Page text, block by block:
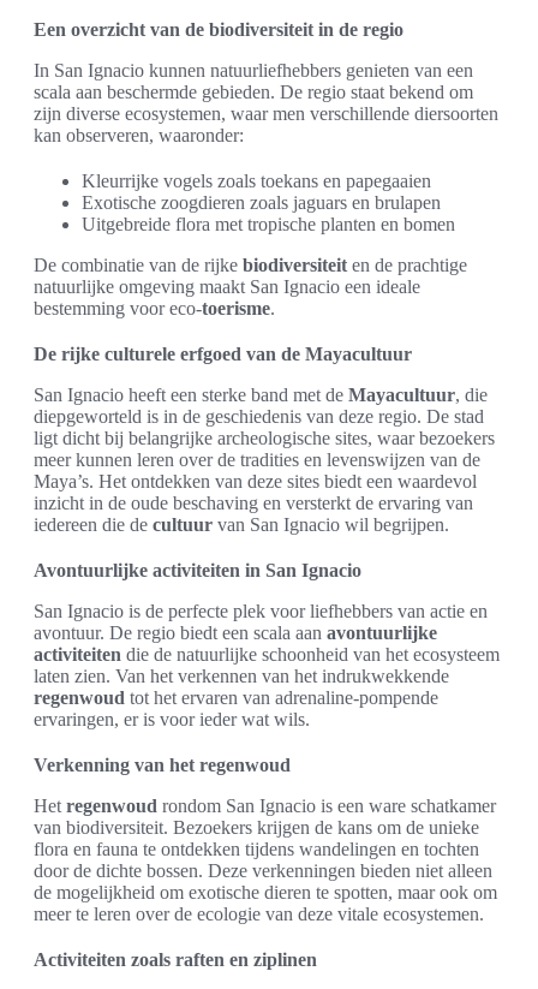
Een overzicht van de biodiversiteit in de regio
In San Ignacio kunnen natuurliefhebbers genieten van een
scala aan beschermde gebieden. De regio staat bekend om
zijn diverse ecosystemen, waar men verschillende diersoorten
kan observeren, waaronder:
Kleurrijke vogels zoals toekans en papegaaien
Exotische zoogdieren zoals jaguars en brulapen
Uitgebreide flora met tropische planten en bomen
De combinatie van de rijke biodiversiteit en de prachtige
natuurlijke omgeving maakt San Ignacio een ideale
bestemming voor eco-toerisme.
De rijke culturele erfgoed van de Mayacultuur
San Ignacio heeft een sterke band met de Mayacultuur, die
diepgeworteld is in de geschiedenis van deze regio. De stad
ligt dicht bij belangrijke archeologische sites, waar bezoekers
meer kunnen leren over de tradities en levenswijzen van de
Maya’s. Het ontdekken van deze sites biedt een waardevol
inzicht in de oude beschaving en versterkt de ervaring van
iedereen die de cultuur van San Ignacio wil begrijpen.
Avontuurlijke activiteiten in San Ignacio
San Ignacio is de perfecte plek voor liefhebbers van actie en
avontuur. De regio biedt een scala aan avontuurlijke
activiteiten die de natuurlijke schoonheid van het ecosysteem
laten zien. Van het verkennen van het indrukwekkende
regenwoud tot het ervaren van adrenaline-pompende
ervaringen, er is voor ieder wat wils.
Verkenning van het regenwoud
Het regenwoud rondom San Ignacio is een ware schatkamer
van biodiversiteit. Bezoekers krijgen de kans om de unieke
flora en fauna te ontdekken tijdens wandelingen en tochten
door de dichte bossen. Deze verkenningen bieden niet alleen
de mogelijkheid om exotische dieren te spotten, maar ook om
meer te leren over de ecologie van deze vitale ecosystemen.
Activiteiten zoals raften en ziplinen